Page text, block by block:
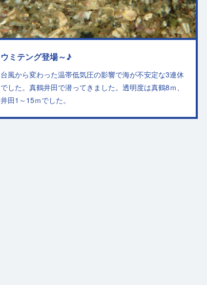
ウミテング登場～♪
台風から変わった温帯低気圧の影響で海が不安定な3連休
でした。真鶴井田で潜ってきました。透明度は真鶴8ｍ、
井田1～15ｍでした。